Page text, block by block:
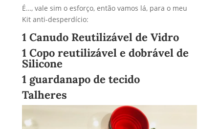
É…, vale sim o esforço, então vamos lá, para o meu
Kit anti-desperdício:
1 Canudo Reutilizável de Vidro
1 Copo reutilizável e dobrável de
Silicone
1 guardanapo de tecido
Talheres